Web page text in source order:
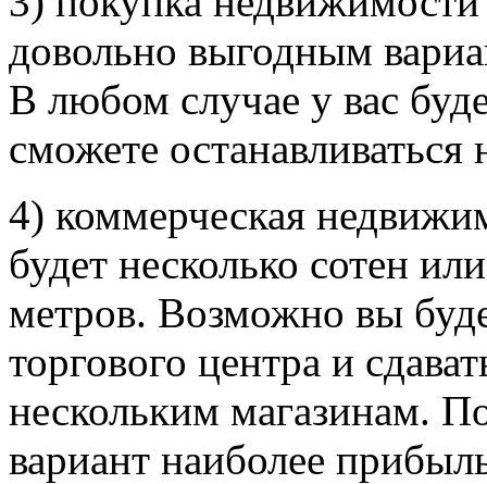
довольно выгодным
В любом случае у вас
сможете останавливаться
4) коммерческая
будет несколько сотен
метров. Возможно вы
торгового центра и
нескольким магазинам.
вариант наиболее